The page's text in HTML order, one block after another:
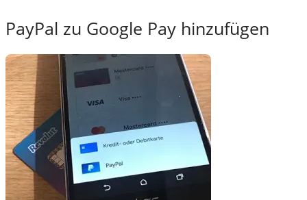
PayPal zu Google Pay hinzufügen